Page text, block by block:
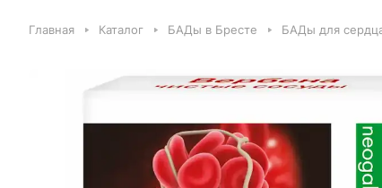
Главная Каталог БАДы в Бресте БАДы для